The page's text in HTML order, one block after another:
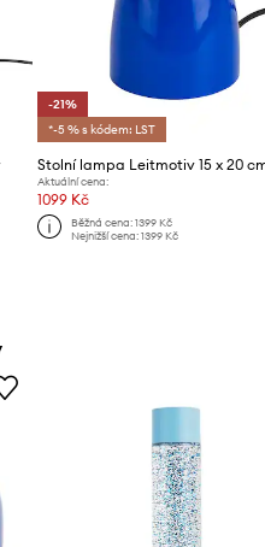
-21%
*-5 % s kódem: LST
Stolní lampa Leitmotiv 15 x 20
Aktuální cena:
1099 Kč
Běžná cena: 1399 Kč
Nejnižší cena: 1399 Kč